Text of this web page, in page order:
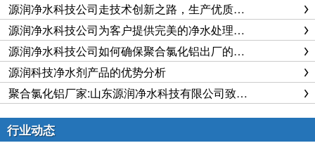
源润净水科技公司走技术创新之路，生产优质聚合氯化铝
源润净水科技公司为客户提供完美的净水处理方案
源润净水科技公司如何确保聚合氯化铝出厂的质量标准
源润科技净水剂产品的优势分析
聚合氯化铝厂家:山东源润净水科技有限公司致力于环保净水，引领创新发展
行业动态